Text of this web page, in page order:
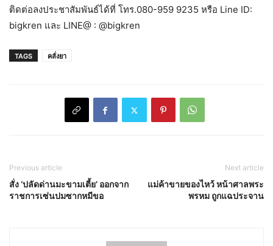
ติดต่อลงประชาสัมพันธ์ได้ที่ โทร.080-959 9235 หรือ Line ID:
bigkren และ LINE@ : @bigkren
TAGS คลั่งยา
Previous article
สั่ง ‘ปลัดด่านมะขามเตี้ย’ ออกจาก
ราชการเซ่นปมซากหมีขอ
Next article
แม่ค้าขายของไหว้ หน้าศาลพระ
พรหม ถูกแฉประจาน